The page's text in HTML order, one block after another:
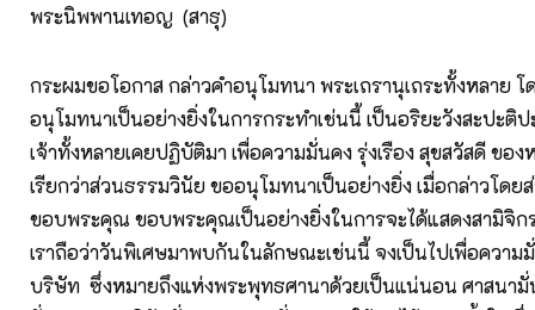
พระนิพพานเทอญ (สาธุ)
กระผมขอโอกาส กล่าวคำอนุโมทนา พระเถรานุเถระทั้งหลาย
อนุโมทนาเป็นอย่างยิ่งในการกระทำเช่นนี้ เป็นอริยะวังสะปะติ
เจ้าทั้งหลายเคยปฏิบัติมา เพื่อความมั่นคง รุ่งเรือง สุขสวัสดี ขอ
เรียกว่าส่วนธรรมวินัย ขออนุโมทนาเป็นอย่างยิ่ง เมื่อกล่าวโดย
ขอบพระคุณ ขอบพระคุณเป็นอย่างยิ่งในการจะได้แสดงสามิจิก
เราถือว่าวันพิเศษมาพบกันในลักษณะเช่นนี้ จงเป็นไปเพื่อควา
บริษัท ซึ่งหมายถึงแห่งพระพุทธศานาด้วยเป็นแน่นอน ศาสนา